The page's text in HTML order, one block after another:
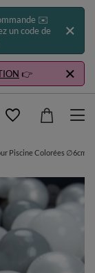
✉️
un code de
👉
Piscine Colorées ∅6cm